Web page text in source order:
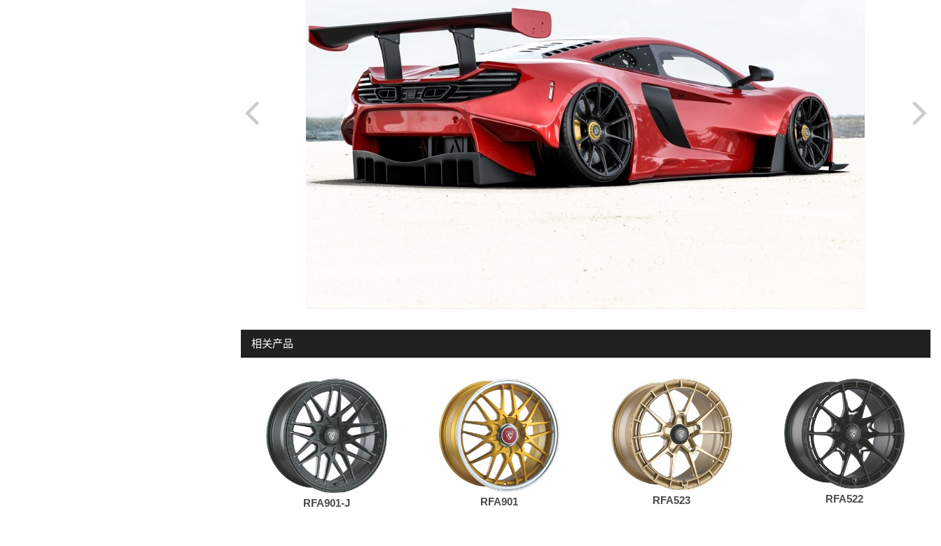
相关产品
RFA901-J RFA901 RFA523 RFA522